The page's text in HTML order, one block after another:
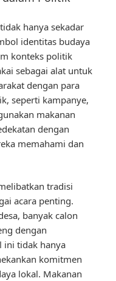
hanya sekadar
identitas budaya
konteks politik
sebagai alat untuk
dengan para
seperti kampanye,
makanan
dengan
memahami dan
tradisi
acara penting.
banyak calon
dengan
ini tidak hanya
komitmen
lokal. Makanan